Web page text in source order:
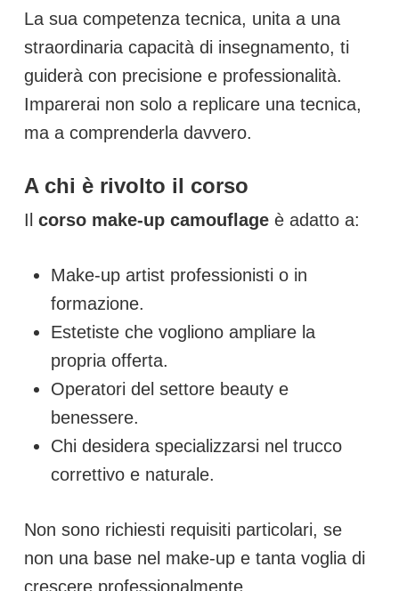
La sua competenza tecnica, unita a una
straordinaria capacità di insegnamento, ti
guiderà con precisione e professionalità.
Imparerai non solo a replicare una tecnica,
ma a comprenderla davvero.
A chi è rivolto il corso
Il corso make-up camouflageè adatto a:
Make-up artist professionisti o in
formazione.
Estetiste che vogliono ampliare la
propria offerta.
Operatori del settore beauty e
benessere.
Chi desidera specializzarsi nel trucco
correttivo e naturale.
Non sono richiesti requisiti particolari, se
non una base nel make-up e tanta voglia di
crescere professionalmente.